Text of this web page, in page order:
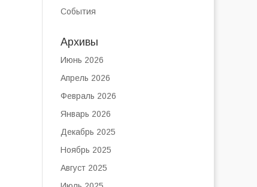
События
Архивы
Июнь 2026
Апрель 2026
Февраль 2026
Январь 2026
Декабрь 2025
Ноябрь 2025
Август 2025